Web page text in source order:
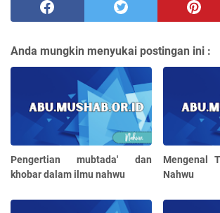
Anda mungkin menyukai postingan ini :
Pengertian mubtada' dan
khobar dalam ilmu nahwu
Mengenal
Nahwu